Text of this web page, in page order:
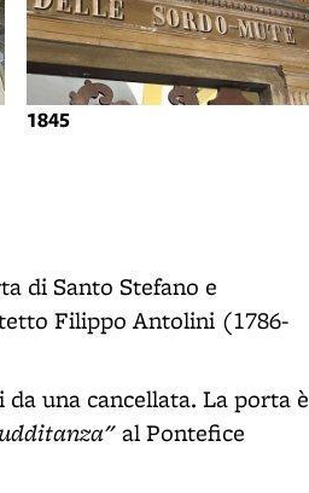
1845
di Santo Stefano e
Filippo Antolini (1786-
una cancellata. La porta è
al Pontefice